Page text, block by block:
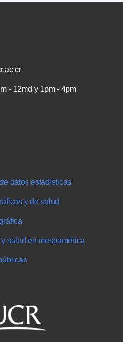
- 12md y 1pm - 4pm
datos estadísticas
y de salud
salud en mesoamérica